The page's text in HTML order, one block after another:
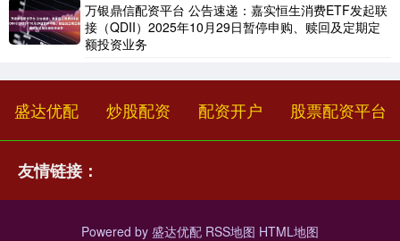
万银鼎信配资平台 公告速递：嘉实恒生消费ETF发起联
接（QDII）2025年10月29日暂停申购、赎回及定期定
额投资业务
盛达优配 炒股配资 配资开户 股票配资平台
友情链接：
Powered by 盛达优配 RSS地图 HTML地图